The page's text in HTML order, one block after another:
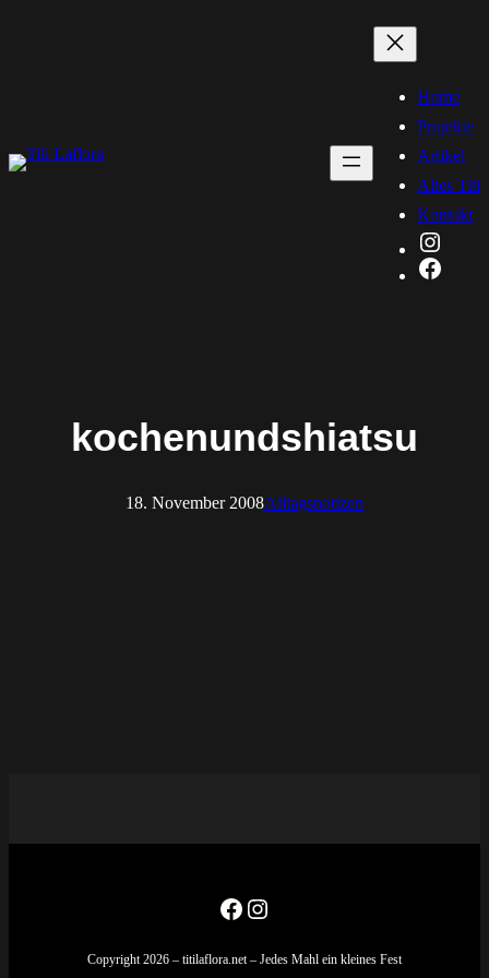
Home
Projekte
Artikel
Alles Titi
Kontakt
kochenundshiatsu
18. November 2008Alltagsnotizen
Facebook
Instagram
Copyright 2026 – titilaflora.net – Jedes Mahl ein kleines Fest